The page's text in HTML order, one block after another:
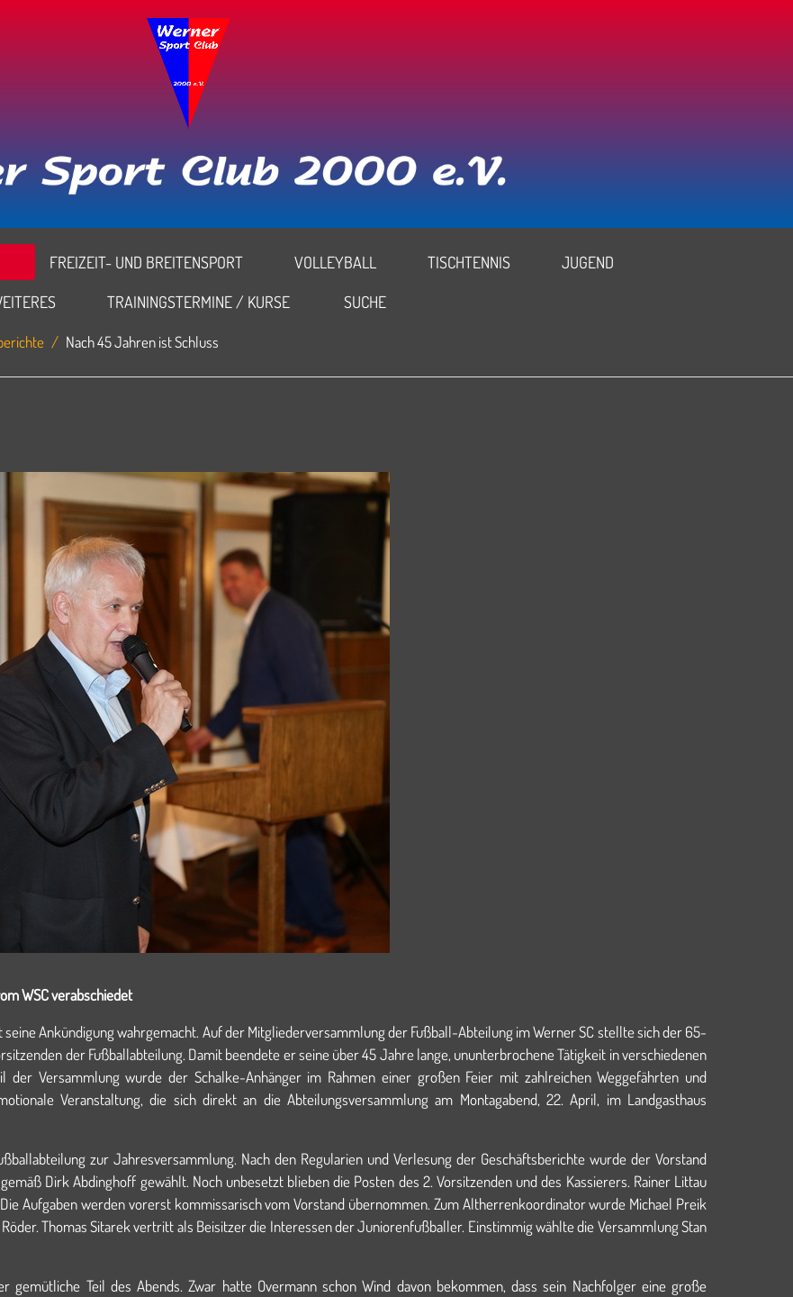
FREIZEIT- UND BREITENSPORT VOLLEYBALL TISCHTENNIS
JUGEND
TRAININGSTERMINE / KURSE SUCHE
Nach 45 Jahren ist Schluss
WSC verabschiedet
seine Ankündigung wahrgemacht. Auf der Mitgliederversammlung der Fußball-Abteilung im Werner SC stellte sich der 65-
der Fußballabteilung. Damit beendete er seine über 45 Jahre lange, ununterbrochene Tätigkeit in verschiedenen
der Versammlung wurde der Schalke-Anhänger im Rahmen einer großen Feier mit zahlreichen Weggefährten und
Veranstaltung, die sich direkt an die Abteilungsversammlung am Montagabend, 22. April, im Landgasthaus
zur Jahresversammlung. Nach den Regularien und Verlesung der Geschäftsberichte wurde der Vorstand
Dirk Abdinghoff gewählt. Noch unbesetzt blieben die Posten des 2. Vorsitzenden und des Kassierers. Rainer Littau
Aufgaben werden vorerst kommissarisch vom Vorstand übernommen. Zum Altherrenkoordinator wurde Michael Preik
Thomas Sitarek vertritt als Beisitzer die Interessen der Juniorenfußballer. Einstimmig wählte die Versammlung Stan
gemütliche Teil des Abends. Zwar hatte Overmann schon Wind davon bekommen, dass sein Nachfolger eine große